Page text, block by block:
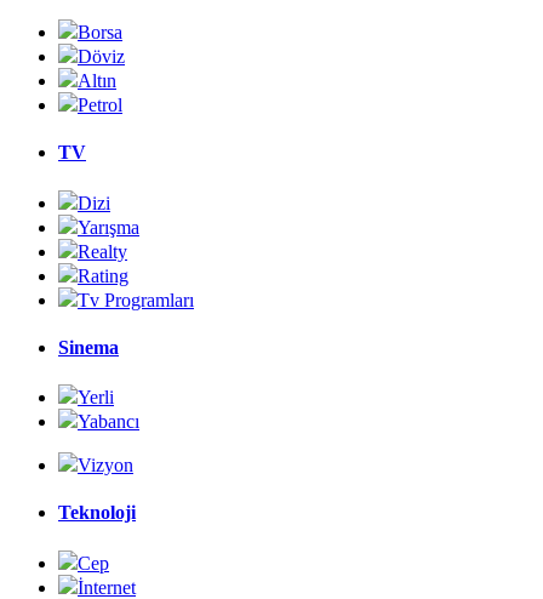
Borsa
Döviz
Altın
Petrol
TV
Dizi
Yarışma
Realty
Rating
Tv Programları
Sinema
Yerli
Yabancı
Vizyon
Teknoloji
Cep
İnternet